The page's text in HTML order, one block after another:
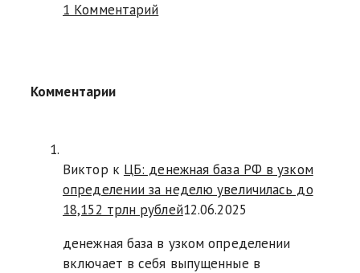
1 Комментарий
Комментарии
Виктор к ЦБ: денежная база РФ в узком
определении за неделю увеличилась до
18,152 трлн рублей12.06.2025
денежная база в узком определении
включает в себя выпущенные в